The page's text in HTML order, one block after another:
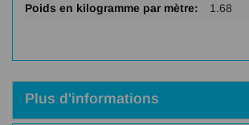
1.68
Plus d'informations